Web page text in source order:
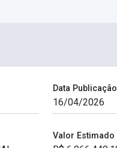
Data Publicação
Valor Estimado